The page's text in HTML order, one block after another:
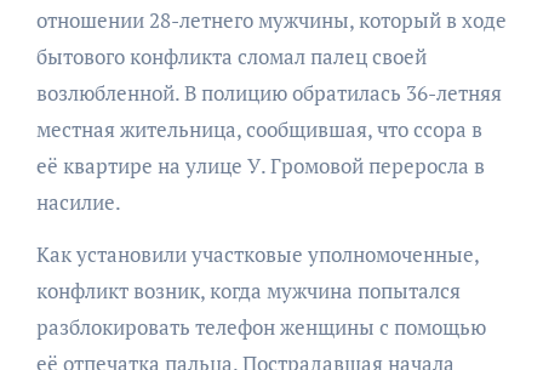
отношении 28-летнего мужчины, который в ходе
бытового конфликта сломал палец своей
возлюбленной. В полицию обратилась 36-летняя
местная жительница, сообщившая, что ссора в
её квартире на улице У. Громовой переросла в
насилие.
Как установили участковые уполномоченные,
конфликт возник, когда мужчина попытался
разблокировать телефон женщины с помощью
её отпечатка пальца. Пострадавшая начала